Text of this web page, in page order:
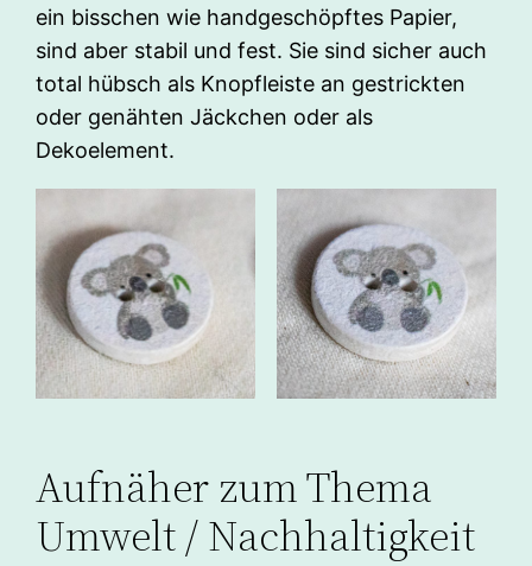
ein bisschen wie handgeschöpftes Papier,
sind aber stabil und fest. Sie sind sicher auch
total hübsch als Knopfleiste an gestrickten
oder genähten Jäckchen oder als
Dekoelement.
Aufnäher zum Thema
Umwelt / Nachhaltigkeit